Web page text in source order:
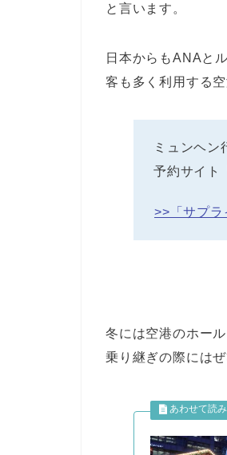
と言います。
日本からもANAと
客も多く利用する空
ミュンヘン
予約サイト
>>「サプラ
冬には空港のホー
乗り継ぎの際には